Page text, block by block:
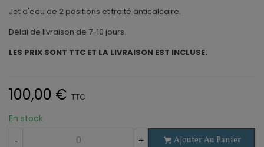
Jet d'eau de 2 positions et traité anticalcaire.
Délai de livraison de 7-10 jours.
LES PRIX SONT TTC ET LA LIVRAISON EST INCLUSE.
100,00 € TTC
En stock
- + Ajouter Au Panier